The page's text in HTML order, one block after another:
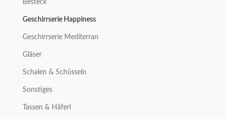
Besteck
Geschirrserie Happiness
Geschirrserie Mediterran
Gläser
Schalen & Schüsseln
Sonstiges
Tassen & Häferl